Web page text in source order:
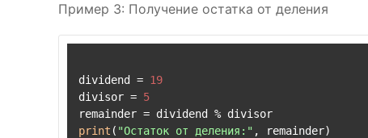
Пример 3: Получение остатка от деления
dividend = 19
divisor = 5
print ( "Остаток от деления:"